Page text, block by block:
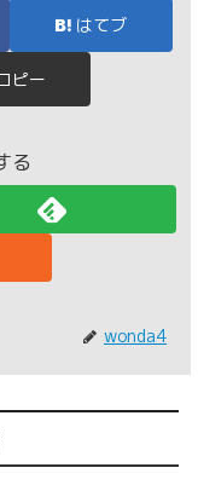
はてブ
ピー
る
wonda4